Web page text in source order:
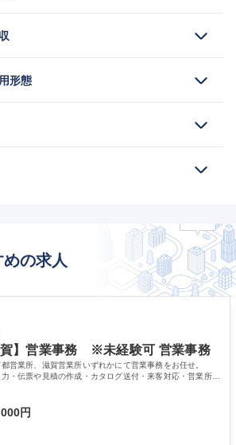
形態
の求人
賀】営業事務 ※未経験可 営業事務
営業所、滋賀営業所いずれかにて営業事務をお任せ。
・伝票や見積の作成・カタログ送付・来客対応・営業所内
をお任せ。
円